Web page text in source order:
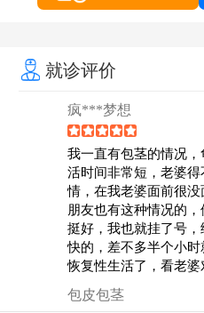
就诊评价
疯***梦想
我一直有包茎的情况
活时间非常短，老婆
情，在我老婆面前很
朋友也有这种情况的
挺好，我也就挂了号
快的，差不多半个小
恢复性生活了，看老婆
包皮包茎